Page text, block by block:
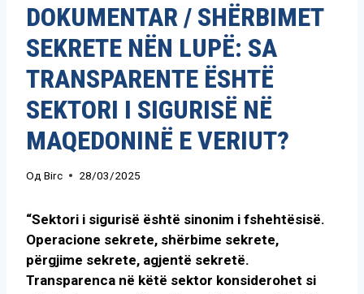
DOKUMENTAR / SHËRBIMET
SEKRETE NËN LUPË: SA
TRANSPARENTE ËSHTË
SEKTORI I SIGURISË NË
MAQEDONINË E VERIUT?
Од Birc 28/03/2025
“Sektori i sigurisë është sinonim i fshehtësisë.
Operacione sekrete, shërbime sekrete,
përgjime sekrete, agjentë sekretë.
Transparenca në këtë sektor konsiderohet si